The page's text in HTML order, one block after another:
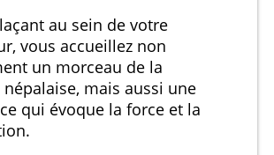
au sein de votre
vous accueillez non
un morceau de la
népalaise, mais aussi une
qui évoque la force et la